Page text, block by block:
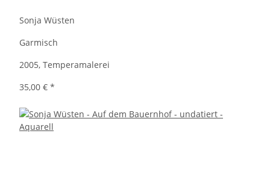
Sonja Wüsten
Garmisch
2005, Temperamalerei
35,00 € *